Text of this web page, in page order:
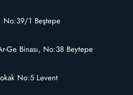
No:39/1 Beştepe
Ge Binası, No:38 Beytepe
No:5 Levent